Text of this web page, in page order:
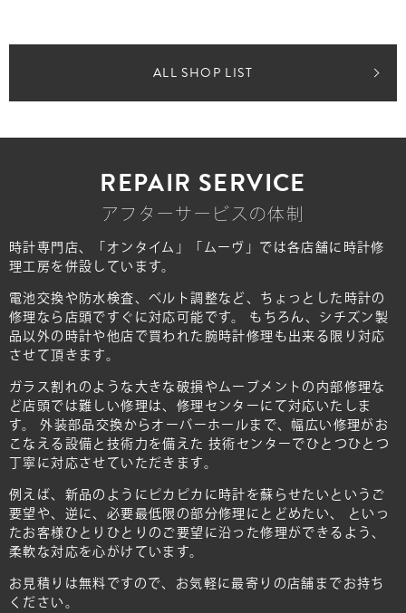
ALL SHOP LIST
REPAIR SERVICE
アフターサービスの体制
時計専門店、「オンタイム」「ムーヴ」では各店舗に時計修
理工房を併設しています。
電池交換や防水検査、ベルト調整など、ちょっとした時計の
修理なら店頭ですぐに対応可能です。
もちろん、シチズン製
品以外の時計や他店で買われた腕時計修理も出来る限り対応
させて頂きます。
ガラス割れのような大きな破損やムーブメントの内部修理な
ど店頭では難しい修理は、修理センターにて対応いたしま
す。
外装部品交換からオーバーホールまで、幅広い修理がお
こなえる設備と技術力を備えた 技術センターでひとつひとつ
丁寧に対応させていただきます。
例えば、新品のようにピカピカに時計を蘇らせたいというご
要望や、逆に、必要最低限の部分修理にとどめたい、
といっ
たお客様ひとりひとりのご要望に沿った修理ができるよう、
柔軟な対応を心がけています。
お見積りは無料ですので、お気軽に最寄りの店舗までお持ち
ください。